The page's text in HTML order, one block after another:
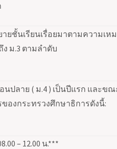
ายชั้นเรียนเรื่อยมาตามความเห
ง ม.3 ตามลำดับ
ปลาย ( ม.4 ) เป็นปีแรก และข
ของกระทรวงศึกษาธิการดังนี้:
– 12.00 น.***